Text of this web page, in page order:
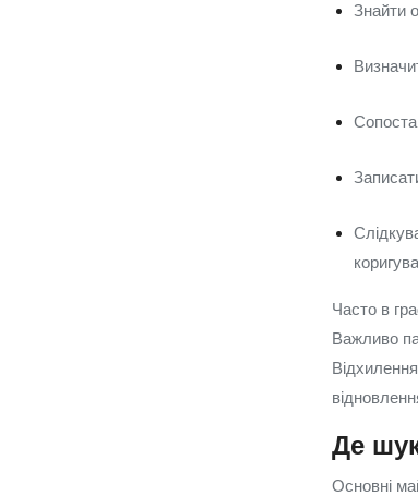
Знайти
Часто в
Важливо
Де
Основні